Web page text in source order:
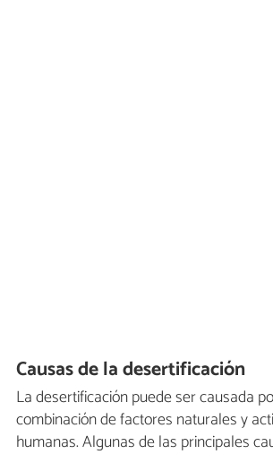
Causas de la desertificación
La desertificación puede ser causada
combinación de factores naturales y
humanas. Algunas de las principales